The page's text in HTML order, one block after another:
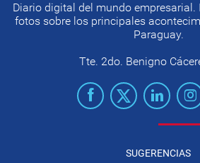
Diario digital del mundo empresarial.
fotos sobre los principales
Paraguay.
Tte. 2do. Benigno
SUGERENCIAS